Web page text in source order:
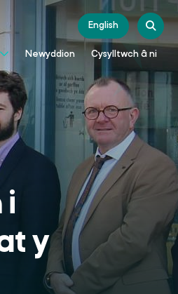
English
Newyddion Cysylltwch â ni
i
y